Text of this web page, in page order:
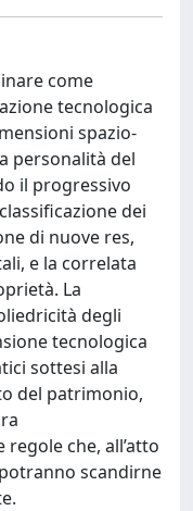
come
tecnologica
spazio-
personalità del
il progressivo
dei
di nuove res,
e la correlata
La
degli
tecnologica
sottesi alla
del patrimonio,
che, all’atto
scandirne